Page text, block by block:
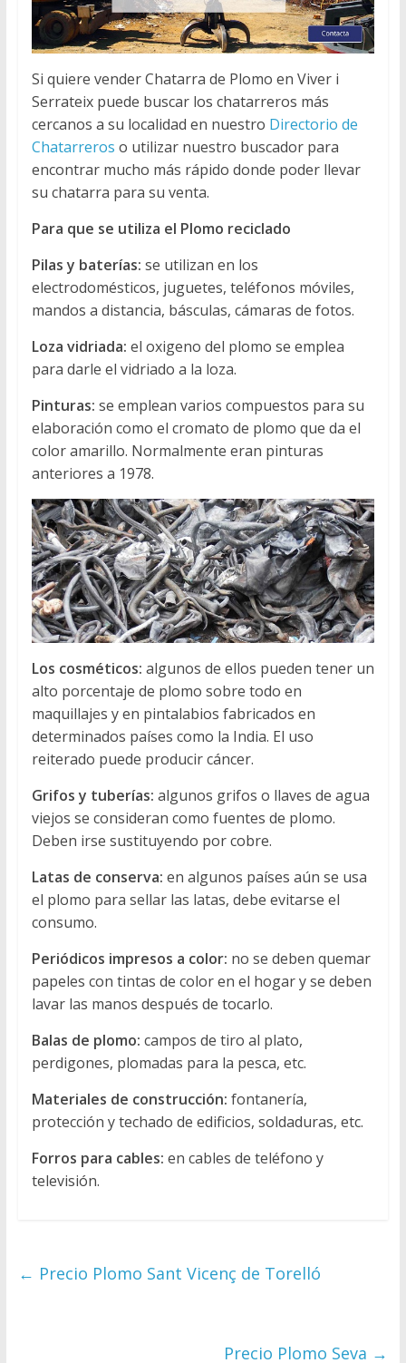
Si quiere vender Chatarra de Plomo en Viver i
Serrateix puede buscar los chatarreros más
cercanos a su localidad en nuestro Directorio de
Chatarreros o utilizar nuestro buscador para
encontrar mucho más rápido donde poder llevar
su chatarra para su venta.
Para que se utiliza el Plomo reciclado
Pilas y baterías: se utilizan en los
electrodomésticos, juguetes, teléfonos móviles,
mandos a distancia, básculas, cámaras de fotos.
Loza vidriada: el oxigeno del plomo se emplea
para darle el vidriado a la loza.
Pinturas: se emplean varios compuestos para su
elaboración como el cromato de plomo que da el
color amarillo. Normalmente eran pinturas
anteriores a 1978.
Los cosméticos: algunos de ellos pueden tener un
alto porcentaje de plomo sobre todo en
maquillajes y en pintalabios fabricados en
determinados países como la India. El uso
reiterado puede producir cáncer.
Grifos y tuberías: algunos grifos o llaves de agua
viejos se consideran como fuentes de plomo.
Deben irse sustituyendo por cobre.
Latas de conserva: en algunos países aún se usa
el plomo para sellar las latas, debe evitarse el
consumo.
Periódicos impresos a color: no se deben quemar
papeles con tintas de color en el hogar y se deben
lavar las manos después de tocarlo.
Balas de plomo: campos de tiro al plato,
perdigones, plomadas para la pesca, etc.
Materiales de construcción: fontanería,
protección y techado de edificios, soldaduras, etc.
Forros para cables: en cables de teléfono y
televisión.
← Precio Plomo Sant Vicenç de Torelló
Precio Plomo Seva →